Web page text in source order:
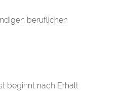
beruflichen
beginnt nach Erhalt